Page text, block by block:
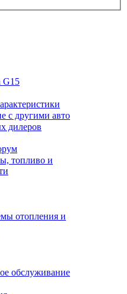
G15
с другими авто
дилеров
топливо и
отопления и
обслуживание